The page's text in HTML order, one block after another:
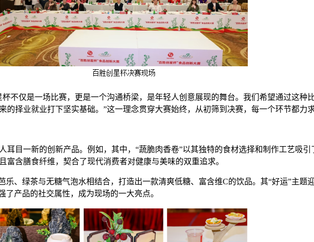
不仅是一场比赛，更是一个沟通桥梁，是年轻人创意展现的舞台。我们希望通过这种
择业就业打下坚实基础。”这一理念贯穿大赛始终，从初筛到决赛，每一个环节都力
耳目一新的创新产品。例如，其中，“蔬脆肉香卷”以其独特的食材选择和制作工艺吸
含膳食纤维，契合了现代消费者对健康与美味的双重追求。
乐、绿茶与无糖气泡水相结合，打造出一款清爽低糖、富含维C的饮品。其“好运”主题
产品的社交属性，成为现场的一大亮点。